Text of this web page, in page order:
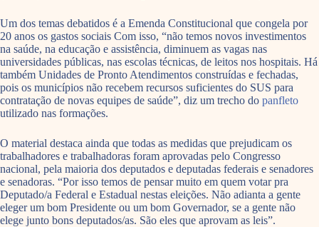
Um dos temas debatidos é a Emenda Constitucional que congela por
20 anos os gastos sociais Com isso, “não temos novos investimentos
na saúde, na educação e assistência, diminuem as vagas nas
universidades públicas, nas escolas técnicas, de leitos nos hospitais. Há
também Unidades de Pronto Atendimentos construídas e fechadas,
pois os municípios não recebem recursos suficientes do SUS para
contratação de novas equipes de saúde”, diz um trecho do panfleto
utilizado nas formações.
O material destaca ainda que todas as medidas que prejudicam os
trabalhadores e trabalhadoras foram aprovadas pelo Congresso
nacional, pela maioria dos deputados e deputadas federais e senadores
e senadoras. “Por isso temos de pensar muito em quem votar pra
Deputado/a Federal e Estadual nestas eleições. Não adianta a gente
eleger um bom Presidente ou um bom Governador, se a gente não
elege junto bons deputados/as. São eles que aprovam as leis”.